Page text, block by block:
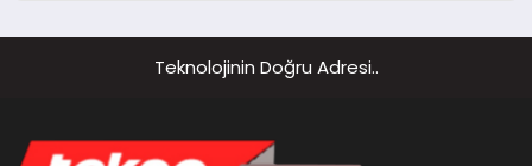
Teknolojinin Doğru Adresi..